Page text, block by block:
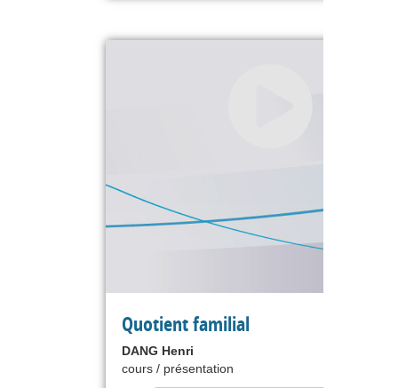
Quotient familial
DANG Henri
cours / présentation